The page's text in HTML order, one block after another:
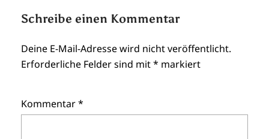
Schreibe einen Kommentar
Deine E-Mail-Adresse wird nicht veröffentlicht.
Erforderliche Felder sind mit* markiert
Kommentar*